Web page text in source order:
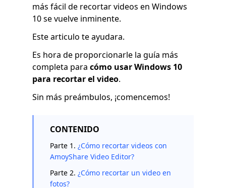
más fácil de recortar videos en Windows
10 se vuelve inminente.
Este articulo te ayudara.
Es hora de proporcionarle la guía más
completa para cómo usar Windows 10
para recortar el video.
Sin más preámbulos, ¡comencemos!
CONTENIDO
Parte 1. ¿Cómo recortar videos con
AmoyShare Video Editor?
Parte 2. ¿Cómo recortar un video en
fotos?